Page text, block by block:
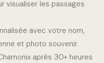
visualiser les passages
avec votre nom,
et photo souvenir.
après 30+ heures